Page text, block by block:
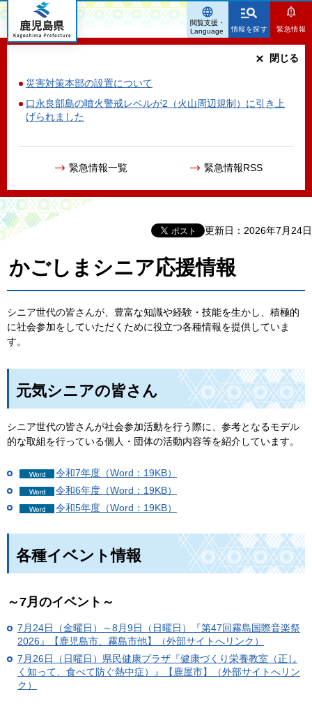
鹿児島県
情報を探す 緊急情報
災害対策本部の設置について
口永良部島の噴火警戒レベルが2（火山周辺規制）に引き上
げられました
緊急情報一覧 緊急情報RSS
閉じる
閲覧支援・
Language
更新日：2026年7月24日
かごしまシニア応援情報
シニア世代の皆さんが、豊富な知識や経験・技能を生かし、積極的
に社会参加をしていただくために役立つ各種情報を提供していま
す。
元気シニアの皆さん
シニア世代の皆さんが社会参加活動を行う際に、参考となるモデル
的な取組を行っている個人・団体の活動内容等を紹介しています。
令和7年度（Word：19KB）
令和6年度（Word：19KB）
令和5年度（Word：19KB）
各種イベント情報
～7月のイベント～
7月24日（金曜日）～8月9日（日曜日）『第47回霧島国際音楽祭
2026』【鹿児島市、霧島市他】（外部サイトへリンク）
7月26日（日曜日）県民健康プラザ『健康づくり栄養教室（正し
く知って、食べて防ぐ熱中症）』【鹿屋市】（外部サイトへリン
ク）